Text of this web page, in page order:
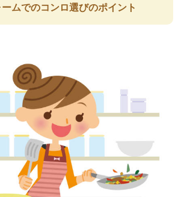
ムでのコンロ選びのポイント